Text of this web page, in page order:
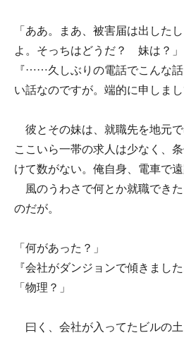
「ああ。まあ、被害届は出した
よ。そっちはどうだ？ 妹は？」
『……久しぶりの電話でこんな
い話なのですが。端的に申しま
彼とその妹は、就職先を地元で
ここいら一帯の求人は少なく、
けて数がない。俺自身、電車で遠
風のうわさで何とか就職でき
のだが。
「何があった？」
『会社がダンジョンで傾きまし
「物理？」
曰く、会社が入ってたビルの